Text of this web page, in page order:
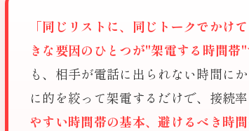
「同じリストに、同じトークでか
きな要因のひとつが"架電する時間帯"
も、相手が電話に出られない時間に
に的を絞って架電するだけで、接続
やすい時間帯の基本、避けるべき時